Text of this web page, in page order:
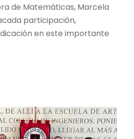
de Matemáticas, Marcela
participación,
en este importante